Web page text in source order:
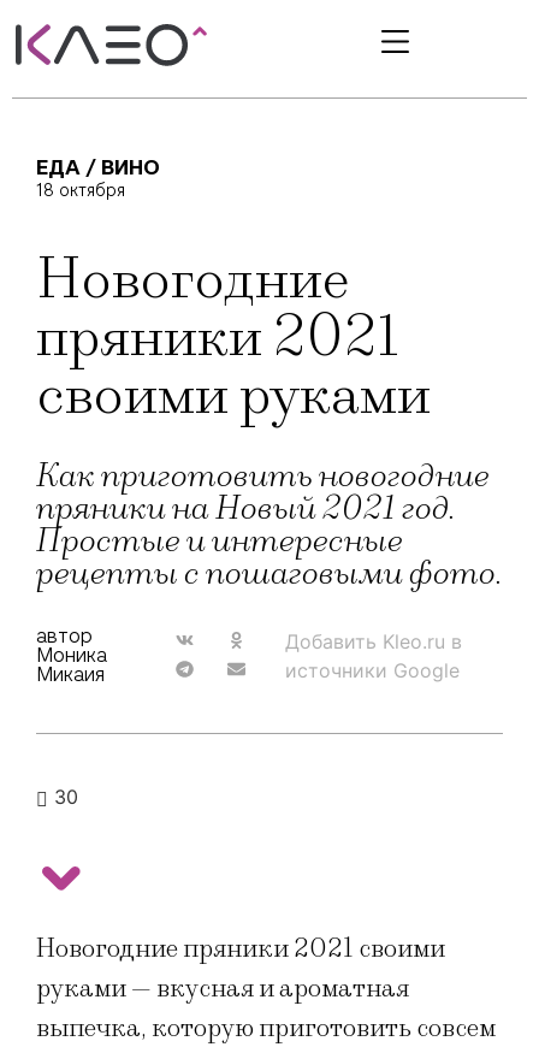
ЕДА / ВИНО
18 октября
Новогодние
пряники 2021
своими руками
Как приготовить новогодние
пряники на Новый 2021 год.
Простые и интересные
рецепты с пошаговыми фото.
автор
Моника
Микаия
Добавить Kleo.ru в
источники Google
30
Новогодние пряники 2021 своими
руками — вкусная и ароматная
выпечка, которую приготовить совсем